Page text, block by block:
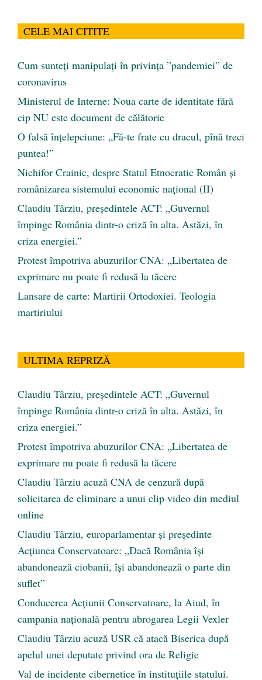
CELE MAI CITITE
Cum sunteți manipulați în privința ”pandemiei” de
coronavirus
Ministerul de Interne: Noua carte de identitate fără
cip NU este document de călătorie
O falsă înțelepciune: „Fă-te frate cu dracul, pînă treci
puntea!”
Nichifor Crainic, despre Statul Etnocratic Român şi
românizarea sistemului economic naţional (II)
Claudiu Târziu, președintele ACT: „Guvernul
împinge România dintr-o criză în alta. Astăzi, în
criza energiei.”
Protest împotriva abuzurilor CNA: „Libertatea de
exprimare nu poate fi redusă la tăcere
Lansare de carte: Martirii Ortodoxiei. Teologia
martiriului
ULTIMA REPRIZĂ
Claudiu Târziu, președintele ACT: „Guvernul
împinge România dintr-o criză în alta. Astăzi, în
criza energiei.”
Protest împotriva abuzurilor CNA: „Libertatea de
exprimare nu poate fi redusă la tăcere
Claudiu Târziu acuză CNA de cenzură după
solicitarea de eliminare a unui clip video din mediul
online
Claudiu Târziu, europarlamentar și președinte
Acțiunea Conservatoare: „Dacă România își
abandonează ciobanii, își abandonează o parte din
suflet”
Conducerea Acțiunii Conservatoare, la Aiud, în
campania națională pentru abrogarea Legii Vexler
Claudiu Târziu acuză USR că atacă Biserica după
apelul unei deputate privind ora de Religie
Val de incidente cibernetice în instituțiile statului.